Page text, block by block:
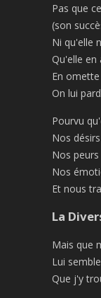
Pas que
(son
Ni qu'elle
Qu'elle en
En
On lui
Pourvu
Nos désirs
Nos peurs
Nos
Et nous
La
Mais que
Lui
Que j'y